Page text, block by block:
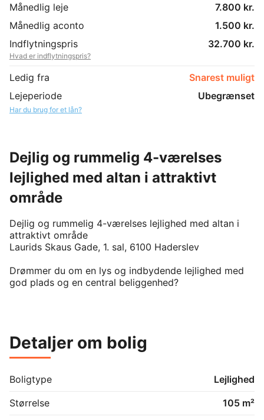
Månedlig leje
7.800 kr.
Månedlig aconto
1.500 kr.
Indflytningspris
32.700 kr.
Hvad er indflytningspris?
Ledig fra
Snarest muligt
Lejeperiode
Ubegrænset
Har du brug for et lån?
Dejlig og rummelig 4-værelses
lejlighed med altan i attraktivt
område
Dejlig og rummelig 4-værelses lejlighed med altan i
attraktivt område
Laurids Skaus Gade, 1. sal, 6100 Haderslev
Drømmer du om en lys og indbydende lejlighed med
god plads og en central beliggenhed?
Lejligheden ligger i et roligt og hyggeligt kvarter tæt
på både centrum, indkøb, uddannelsesinstitutioner og
verdener – fredelige omgivelser og samtidig kort
afstand til byens mange tilbud.
Detaljer om bolig
Boligtype
Lejlighed
Størrelse
105 m²